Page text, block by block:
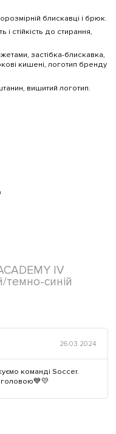
блискавці і брюк.
і стійкість до стирання,
застібка-блискавка,
кишені, логотип бренду
вишитий логотип.
IV
темно-синій
26.03.2024
команді Soccer.
головою💙💛